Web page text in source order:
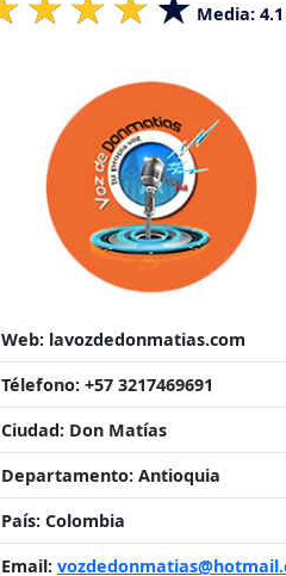
Media: 4.1
Web: lavozdedonmatias.com
Télefono: +57 3217469691
Ciudad: Don Matías
Departamento: Antioquia
País: Colombia
Email: